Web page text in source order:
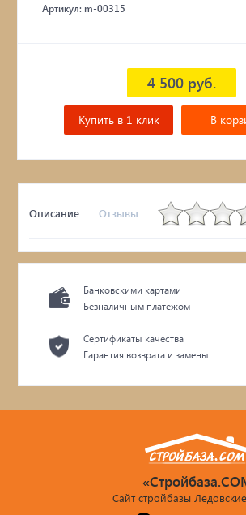
Двухъярусные кровати
Кухонные уголки
Подвесные кресла
Артикул: m-00315
4 500 руб.
В
Купить в 1 клик
Описание Отзывы
Банковскими картами
Безналичным платежом
Сертификаты качества
Гарантия возврата и замены
Сайт стройбазы